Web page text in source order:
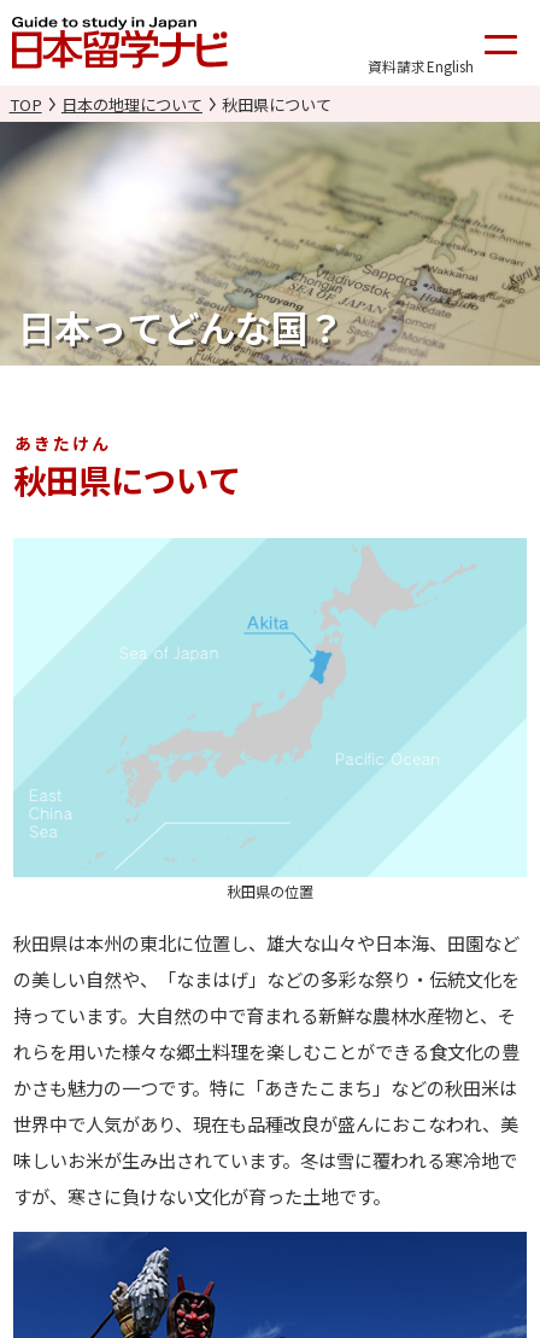
資料請求English
TOP 日本の地理について 秋田県について
日本ってどんな国？
秋田県
あきたけん
について
秋田県の位置
秋田県は本州の東北に位置し、雄大な山々や日本海、田園など
の美しい自然や、「なまはげ」などの多彩な祭り・伝統文化を
持っています。大自然の中で育まれる新鮮な農林水産物と、そ
れらを用いた様々な郷土料理を楽しむことができる食文化の豊
かさも魅力の一つです。特に「あきたこまち」などの秋田米は
世界中で人気があり、現在も品種改良が盛んにおこなわれ、美
味しいお米が生み出されています。冬は雪に覆われる寒冷地で
すが、寒さに負けない文化が育った土地です。